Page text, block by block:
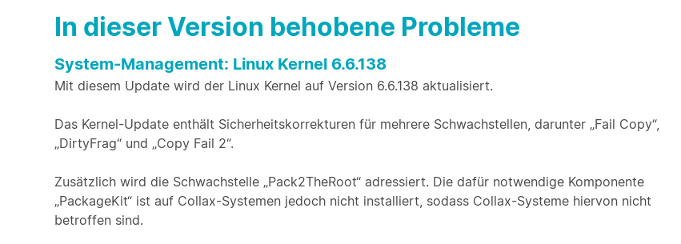
In dieser Version behobene Probleme
System-Management: Linux Kernel 6.6.138
Mit diesem Update wird der Linux Kernel auf Version 6.6.138 aktualisiert.
Das Kernel-Update enthält Sicherheitskorrekturen für mehrere Schwachstellen, darunter „Fail Copy“,
„DirtyFrag“ und „Copy Fail 2“.
Zusätzlich wird die Schwachstelle „Pack2TheRoot“ adressiert. Die dafür notwendige Komponente
„PackageKit“ ist auf Collax-Systemen jedoch nicht installiert, sodass Collax-Systeme hiervon nicht
betroffen sind.